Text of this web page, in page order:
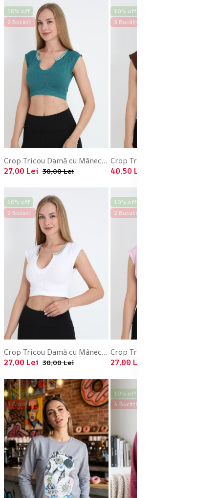
10% off
2 Bucati
Crop Tricou Damă cu Mânecă Scurtă ,Culoarea Verde, Engros
27,00 Lei 30,00 Lei
10% off
3 Bucăți
40,50 Lei
10% off
2 Bucati
Crop Tricou Damă cu Mânecă Scurtă ,Culoarea Alb,Engros
27,00 Lei 30,00 Lei
10% off
2 Bucati
27,00 Lei
10% off
3 Bucăți
10% off
4 Bucăți